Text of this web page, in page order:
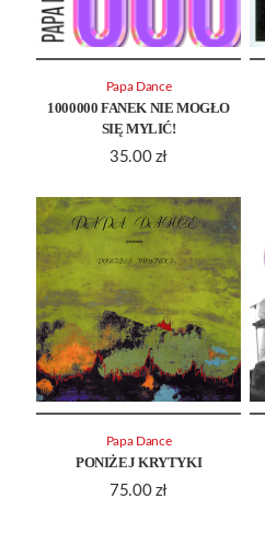
1000000 FANEK NIE MOGŁO
SIĘ MYLIĆ!
35.00 zł
Papa Dance
PONIŻEJ KRYTYKI
75.00 zł
Papa Dance